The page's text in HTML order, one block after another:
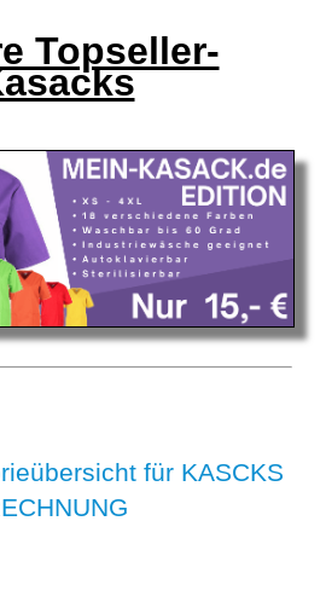
Topseller-
für KASCKS